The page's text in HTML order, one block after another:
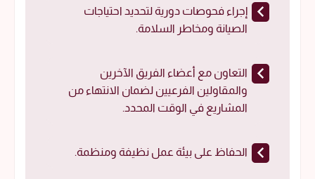
إجراء فحوصات دورية لتحديد احتياجات
الصيانة ومخاطر السلامة.
التعاون مع أعضاء الفريق الآخرين
والمقاولين الفرعيين لضمان الانتهاء من
المشاريع في الوقت المحدد.
الحفاظ على بيئة عمل نظيفة ومنظمة.